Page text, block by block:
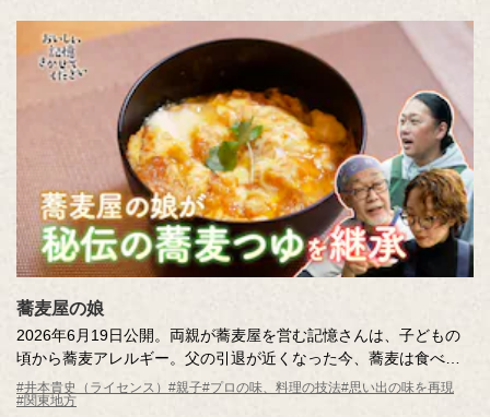
す。
蕎麦屋の娘
2026年6月19日公開。両親が蕎麦屋を営む記憶さんは、子どもの
頃から蕎麦アレルギー。父の引退が近くなった今、蕎麦は食べら
れなくても「つゆ」の味を引き継ぎたいという強い思いを持って
います。老舗の蕎麦屋の「つゆ」の秘密を調査しながら、試行錯
#井本貴史（ライセンス） #親子#プロの味、料理の技法#思い出の味を再現
#関東地方